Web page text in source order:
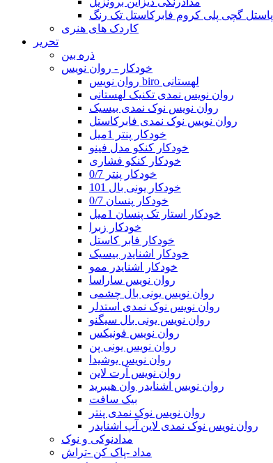
پاستل گچی پلی کروم فابرکاستل تک رنگ
کاردک های هنری
تحریر
ذره بین
خودکار - روان نویس
روان نویس biro لهستانی
روان نویس نمدی تکنیک لهستانی
روان نویس نوک نمدی بیسیک
روان نویس نوک نمدی فابرکاستل
خودکار پنتر 1میل
خودکار کنکو مدل فینو
خودکار کنکو فشاری
خودکار پنتر 0/7
خودکار یونی بال 101
خودکار پنسان 0/7
خودکار استار تک پنسان 1میل
خودکار زبرا
خودکار فابر کاستل
خودکار اشنایدر بیسیک
خودکار اشنایدر ممو
روان نویس ساراسا
روان نویس یونی بال چشمی
روان نویس نوک نمدی استدلر
روان نویس یونی بال سیگنو
روان نویس فونیکس
روان نویس یونی پن
روان نویس یوشیدا
روان نویس آرت لاین
روان نویس اشنایدر وان هیبرید
بیک سافت
روان نویس نوک نمدی پنتر
روان نویس نوک نمدی لاین آپ اشنایدر
مدادنوکی و نوک
مداد -پاک کن -تراش